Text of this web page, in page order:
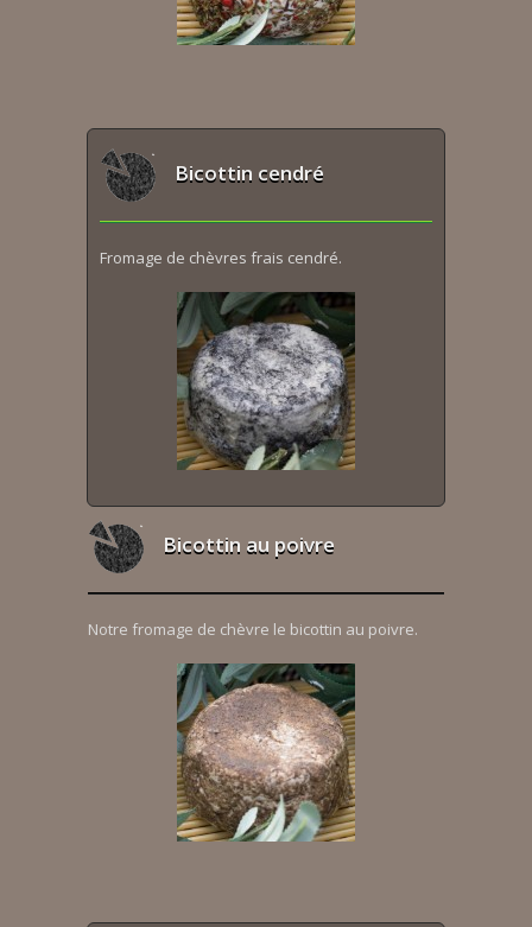
Bicottin cendré
Fromage de chèvres frais cendré.
Bicottin au poivre
Notre fromage de chèvre le bicottin au poivre.